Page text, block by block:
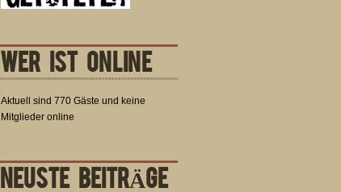
WER IST ONLINE
Aktuell sind 770 Gäste und keine
Mitglieder online
NEUSTE BEITRÄGE